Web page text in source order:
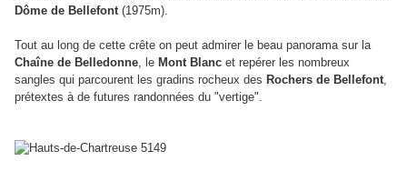
Dôme de Bellefont(1975m).
Tout au long de cette crête on peut admirer le beau panorama sur la
Chaîne de Belledonne, le Mont Blanc et repérer les nombreux
sangles qui parcourent les gradins rocheux des Rochers de Bellefont,
prétextes à de futures randonnées du "vertige".